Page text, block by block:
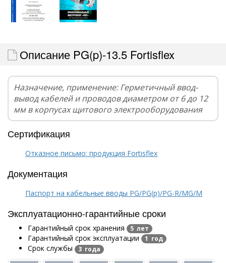
Описание PG(p)-13.5 Fortisflex
Назначение, применение: Герметичный ввод-
вывод кабелей и проводов диаметром от 6 до 12
мм в корпусах щитового электрооборудования
Сертификация
Отказное письмо: продукция Fortisflex
Документация
Паспорт на кабельные вводы PG/PG(p)/PG-R/MG/M
Эксплуатационно-гарантийные сроки
Гарантийный срок хранения 5 лет
Гарантийный срок эксплуатации 1 год
Срок службы 3 года